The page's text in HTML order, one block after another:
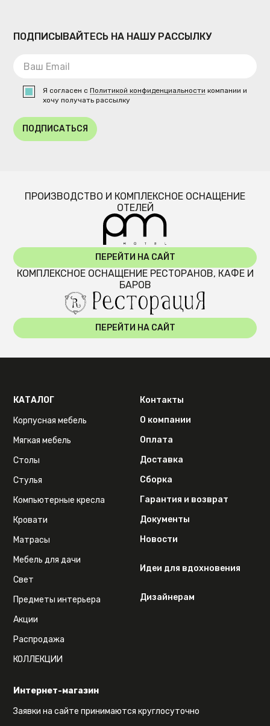
ПОДПИСЫВАЙТЕСЬ НА НАШУ РАССЫЛКУ
Я согласен сПолитикой конфиденциальности компании и
хочу получать рассылку
ПОДПИСАТЬСЯ
ПРОИЗВОДСТВО И КОМПЛЕКСНОЕ ОСНАЩЕНИЕ
ОТЕЛЕЙ
ПЕРЕЙТИ НА САЙТ
КОМПЛЕКСНОЕ ОСНАЩЕНИЕ РЕСТОРАНОВ, КАФЕ И
БАРОВ
ПЕРЕЙТИ НА САЙТ
Интернет-магазин
Заявки на сайте принимаются круглосуточно
КАТАЛОГ
Корпусная мебель
Мягкая мебель
Столы
Стулья
Компьютерные кресла
Кровати
Матрасы
Мебель для дачи
Свет
Предметы интерьера
Акции
Распродажа
КОЛЛЕКЦИИ
Контакты
О компании
Оплата
Доставка
Сборка
Гарантия и возврат
Документы
Новости
Идеи для вдохновения
Дизайнерам